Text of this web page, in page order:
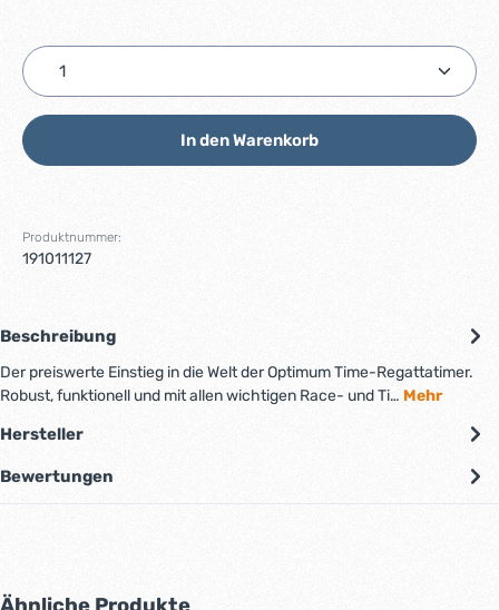
Produkt Anzahl: Gib den gewünschten Wert ein
In den Warenkorb
Produktnummer:
191011127
Beschreibung
Der preiswerte Einstieg in die Welt der Optimum Time-Regattatimer.
Robust, funktionell und mit allen wichtigen Race- und Ti… Mehr
Hersteller
Bewertungen
Produktgalerie überspringen
Ähnliche Produkte